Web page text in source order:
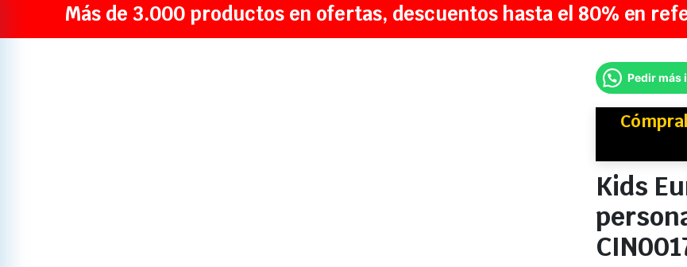
Más de 3.000 productos en ofertas, descuentos hasta el 80% en
Pedir más
Kids